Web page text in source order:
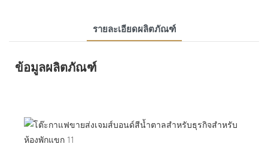
รายละเอียดผลิตภัณฑ์
ข้อมูลผลิตภัณฑ์